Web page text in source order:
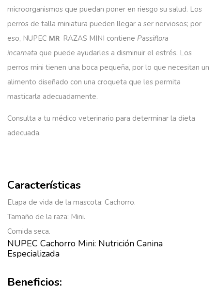
microorganismos que puedan poner en riesgo su salud. Los
perros de talla miniatura pueden llegar a ser nerviosos; por
eso, NUPEC MR RAZAS MINI contiene Passiflora
incarnata que puede ayudarles a disminuir el estrés. Los
perros mini tienen una boca pequeña, por lo que necesitan un
alimento diseñado con una croqueta que les permita
masticarla adecuadamente.
Consulta a tu médico veterinario para determinar la dieta
adecuada.
Características
Etapa de vida de la mascota: Cachorro.
Tamaño de la raza: Mini.
Comida seca.
NUPEC Cachorro Mini: Nutrición Canina
Especializada
Beneficios: